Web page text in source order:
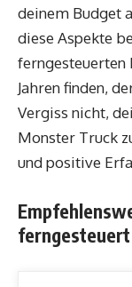
deinem Budget
diese Aspekte
ferngesteuerten
Jahren finden,
Vergiss nicht,
Monster Truck
und positive